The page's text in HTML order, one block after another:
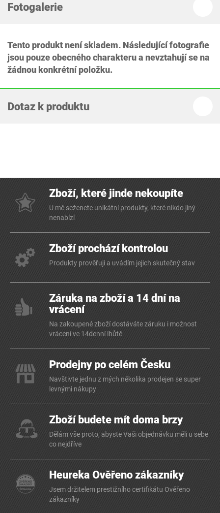
Fotogalerie
Tento produkt není skladem. Následující fotografie
jsou pouze obecného charakteru a nevztahují se na
žádnou konkrétní položku.
Dotaz k produktu
Zboží, které jinde nekoupíte
U mě seženete unikátní produkty, které nikdo jiný
nenabízí
Zboží prochází kontrolou
Produkty prověřuji a uvádím jejich skutečný stav
Záruka na zboží a 14 dní na
vrácení
Na zakoupené zboží dostáváte záruku i možnost
vrácení ve 14denní lhůtě
Prodejny po celém Česku
Navštivte jednu z mých několika prodejen se super
levnými nákupy
Zboží budete mít doma brzy
Dělám vše proto, abyste Vaši objednávku měli u sebe
co nejdříve
Heureka Ověřeno zákazníky
Jsem držitelem prestižního certifikátu Ověřeno
zákazníky